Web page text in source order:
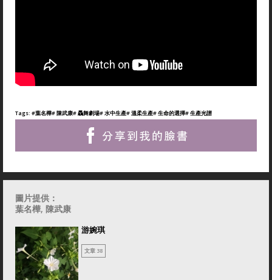
Tags: #葉名樺# 陳武康# 驫舞劇場# 水中生產# 溫柔生產# 生命的選擇# 生產光譜
圖片提供：
葉名樺, 陳武康
游婉琪
文章 38